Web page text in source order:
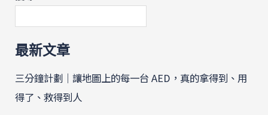
最新文章
三分鐘計劃｜讓地圖上的每一台 AED，真的拿得到、用
得了、救得到人